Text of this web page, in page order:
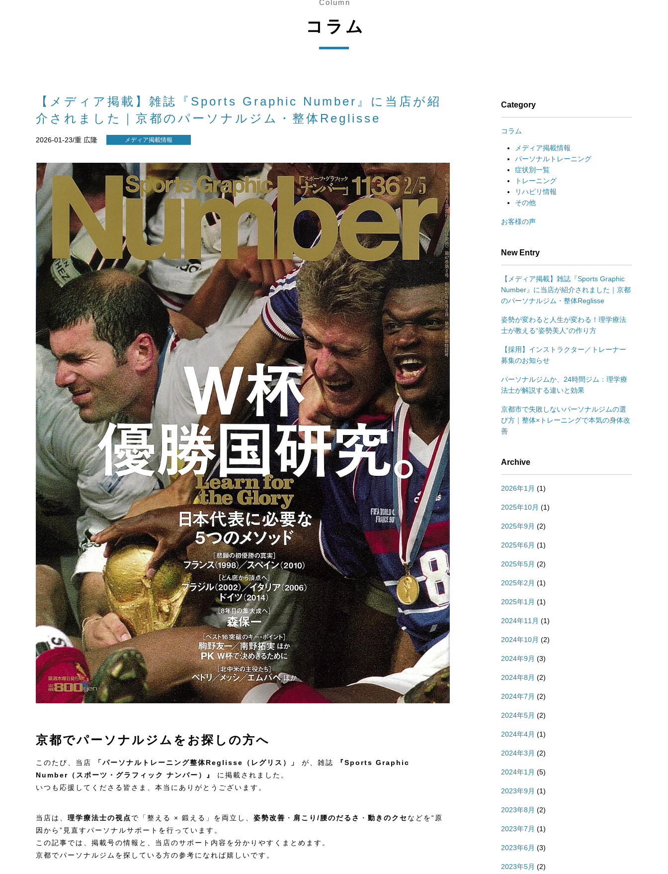
Column
コラム
【メディア掲載】雑誌『Sports Graphic Number』に当店が紹
介されました｜京都のパーソナルジム・整体Reglisse
2026-01-23/重 広隆 メディア掲載情報
京都でパーソナルジムをお探しの方へ
このたび、当店 「パーソナルトレーニング整体Reglisse（レグリス）」 が、雑誌
『Sports Graphic
Number（スポーツ・グラフィック ナンバー）』
に掲載されました。
いつも応援してくださる皆さま、本当にありがとうございます。
当店は、 理学療法士の視点で「整える × 鍛える」を両立し、 姿勢改善 ・ 肩こり/腰のだるさ ・ 動きのクセ などを“原
因から”見直すパーソナルサポートを行っています。
この記事では、掲載号の情報と、当店のサポート内容を分かりやすくまとめます。
京都でパーソナルジムを探している方の参考になれば嬉しいです。
Category
コラム
メディア掲載情報
パーソナルトレーニング
症状別一覧
トレーニング
リハビリ情報
その他
お客様の声
New Entry
【メディア掲載】雑誌『Sports Graphic
Number』に当店が紹介されました｜京都
のパーソナルジム・整体Reglisse
姿勢が変わると人生が変わる！理学療法
士が教える“姿勢美人”の作り方
【採用】インストラクター／トレーナー
募集のお知らせ
パーソナルジムか、24時間ジム：理学療
法士が解説する違いと効果
京都市で失敗しないパーソナルジムの選
び方｜整体×トレーニングで本気の身体改
善
Archive
2026年1月 (1)
2025年10月 (1)
2025年9月 (2)
2025年6月 (1)
2025年5月 (2)
2025年2月 (1)
2025年1月 (1)
2024年11月 (1)
2024年10月 (2)
2024年9月 (3)
2024年8月 (2)
2024年7月 (2)
2024年5月 (2)
2024年4月 (1)
2024年3月 (2)
2024年1月 (5)
2023年9月 (1)
2023年8月 (2)
2023年7月 (1)
2023年6月 (3)
2023年5月 (2)